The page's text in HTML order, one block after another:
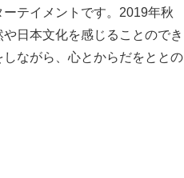
テイメントです。2019年秋
日本文化を感じることのでき
ながら、心とからだをととの